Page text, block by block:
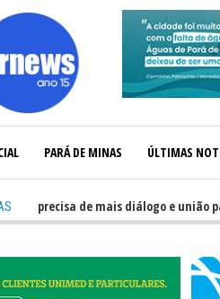
PARÁ DE MINAS ÚLTIMAS
precisa de mais diálogo e união